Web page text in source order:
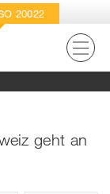
20022
geht an